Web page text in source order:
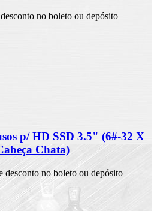
no boleto ou depósito
p/ HD SSD 3.5" (6#-32 X
Chata)
desconto no boleto ou depósito